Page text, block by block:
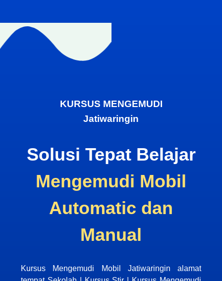
KURSUS MENGEMUDI
Jatiwaringin
Solusi Tepat Belajar
Mengemudi Mobil
Automatic dan
Manual
Kursus Mengemudi Mobil Jatiwaringin alamat